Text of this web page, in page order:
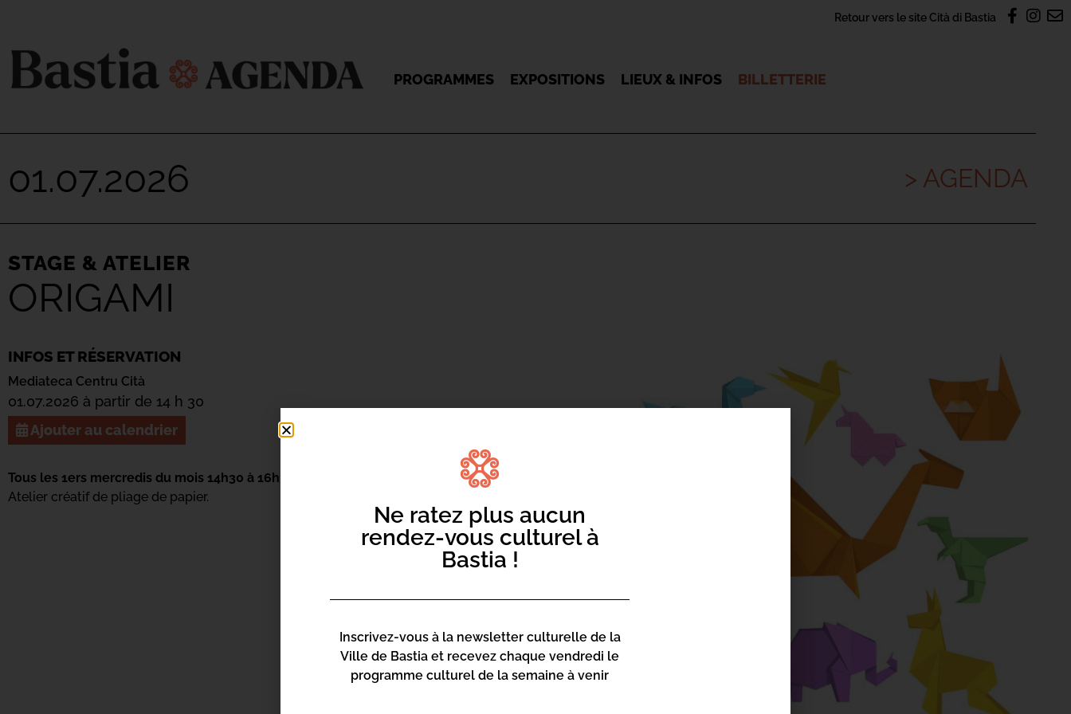
Retour vers le site Cità di Bastia
PROGRAMMES EXPOSITIONS LIEUX & INFOS BILLETTERIE
01.07.2026 > AGENDA
STAGE & ATELIER
ORIGAMI
INFOS ET RÉSERVATION
Mediateca Centru Cità
01.07.2026 à partir de 14 h 30
Ajouter au calendrier
Tous les 1ers mercredis du mois 14h30 à 16h30 A partir de 7 ans
Atelier créatif de pliage de papier.
Ne ratez plus aucun
rendez-vous culturel à
Bastia !
Inscrivez-vous à la newsletter culturelle de la
Ville de Bastia et recevez chaque vendredi le
programme culturel de la semaine à venir